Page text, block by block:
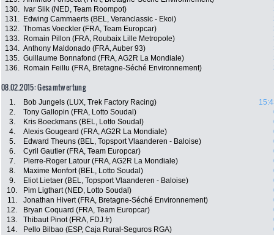
130.
Ivar Slik (NED, Team Roompot)
131.
Edwing Cammaerts (BEL, Veranclassic - Ekoi)
132. Thomas Voeckler (FRA, Team Europcar)
133.
Romain Pillon (FRA, Roubaix Lille Metropole)
134. Anthony Maldonado (FRA, Auber 93)
135. Guillaume Bonnafond (FRA, AG2R La Mondiale)
136.
Romain Feillu (FRA, Bretagne-Séché Environnement)
08.02.2015: Gesamtwertung
1. Bob Jungels (LUX, Trek Factory Racing)
2.
Tony Gallopin (FRA, Lotto Soudal)
3.
Kris Boeckmans (BEL, Lotto Soudal)
4.
Alexis Gougeard (FRA, AG2R La Mondiale)
5.
Edward Theuns (BEL, Topsport Vlaanderen - Baloise)
6.
Cyril Gautier (FRA, Team Europcar)
7.
Pierre-Roger Latour (FRA, AG2R La Mondiale)
8.
Maxime Monfort (BEL, Lotto Soudal)
9.
Eliot Lietaer (BEL, Topsport Vlaanderen - Baloise)
10.
Pim Ligthart (NED, Lotto Soudal)
11.
Jonathan Hivert (FRA, Bretagne-Séché Environnement)
12.
Bryan Coquard (FRA, Team Europcar)
13.
Thibaut Pinot (FRA, FDJ.fr)
14.
Pello Bilbao (ESP, Caja Rural-Seguros RGA)